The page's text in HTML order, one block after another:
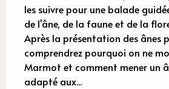
les suivre pour une balade
de l'âne, de la faune et de la
Après la présentation des ânes
comprendrez pourquoi on ne
Marmot et comment mener un
adapté aux...